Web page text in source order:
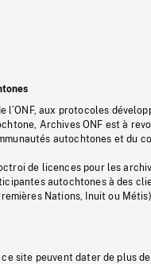
aux protocoles
Archives ONF est à
autochtones et du
de licences pour les
autochtones à des
Nations, Inuit ou Métis).
site peuvent dater de plus